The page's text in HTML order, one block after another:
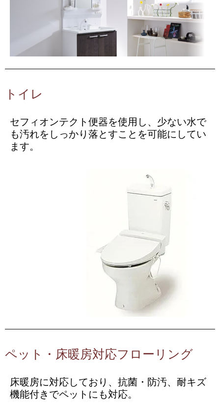
トイレ
セフィオンテクト便器を使用し、少ない水で
も汚れをしっかり落とすことを可能にしてい
ます。
ペット・床暖房対応フローリング
床暖房に対応しており、抗菌・防汚、耐キズ
機能付きでペットにも対応。